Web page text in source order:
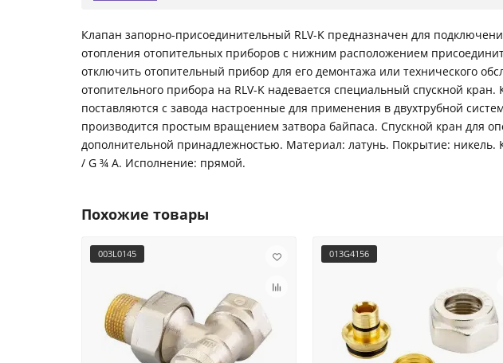
Клапан запорно-присоединительный RLV-K предназначен для
отопления отопительных приборов с нижним расположением
отключить отопительный прибор для его демонтажа или технического
отопительного прибора на RLV-K надевается специальный спускной
поставляются с завода настроенные для применения в двухтрубной
производится простым вращением затвора байпаса. Спускной кран для
дополнительной принадлежностью. Материал: латунь. Покрытие: никель.
/ G ¾ A. Исполнение: прямой.
Похожие товары
003L0145 013G4156